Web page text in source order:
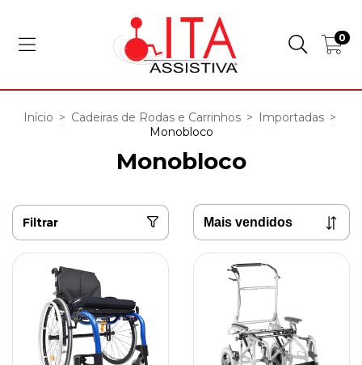
0
Início > Cadeiras de Rodas e Carrinhos > Importadas >
Monobloco
Monobloco
Filtrar